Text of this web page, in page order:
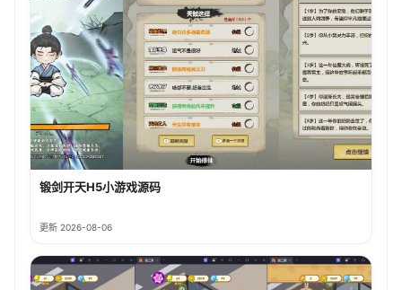
锻剑开天H5小游戏源码
更新 2026-08-06